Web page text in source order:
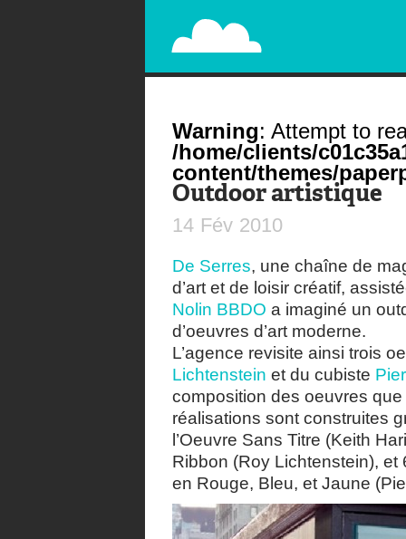
PAPERPLANE
STREET, AMBIENT, GUÉRILLA MARKETING
Warning: Attempt to
/home/clients/
content/themes/
Outdoor artistique
14 Fév 2010
De Serres, une chaîne de
d’art et de loisir créatif,
Nolin BBDO a imaginé un
d’oeuvres d’art moderne.
L’agence revisite ainsi trois
Lichtenstein et du cubiste
composition des oeuvres
réalisations sont construites
l’Oeuvre Sans Titre (Keith
Ribbon (Roy Lichtenstein),
en Rouge, Bleu, et Jaune